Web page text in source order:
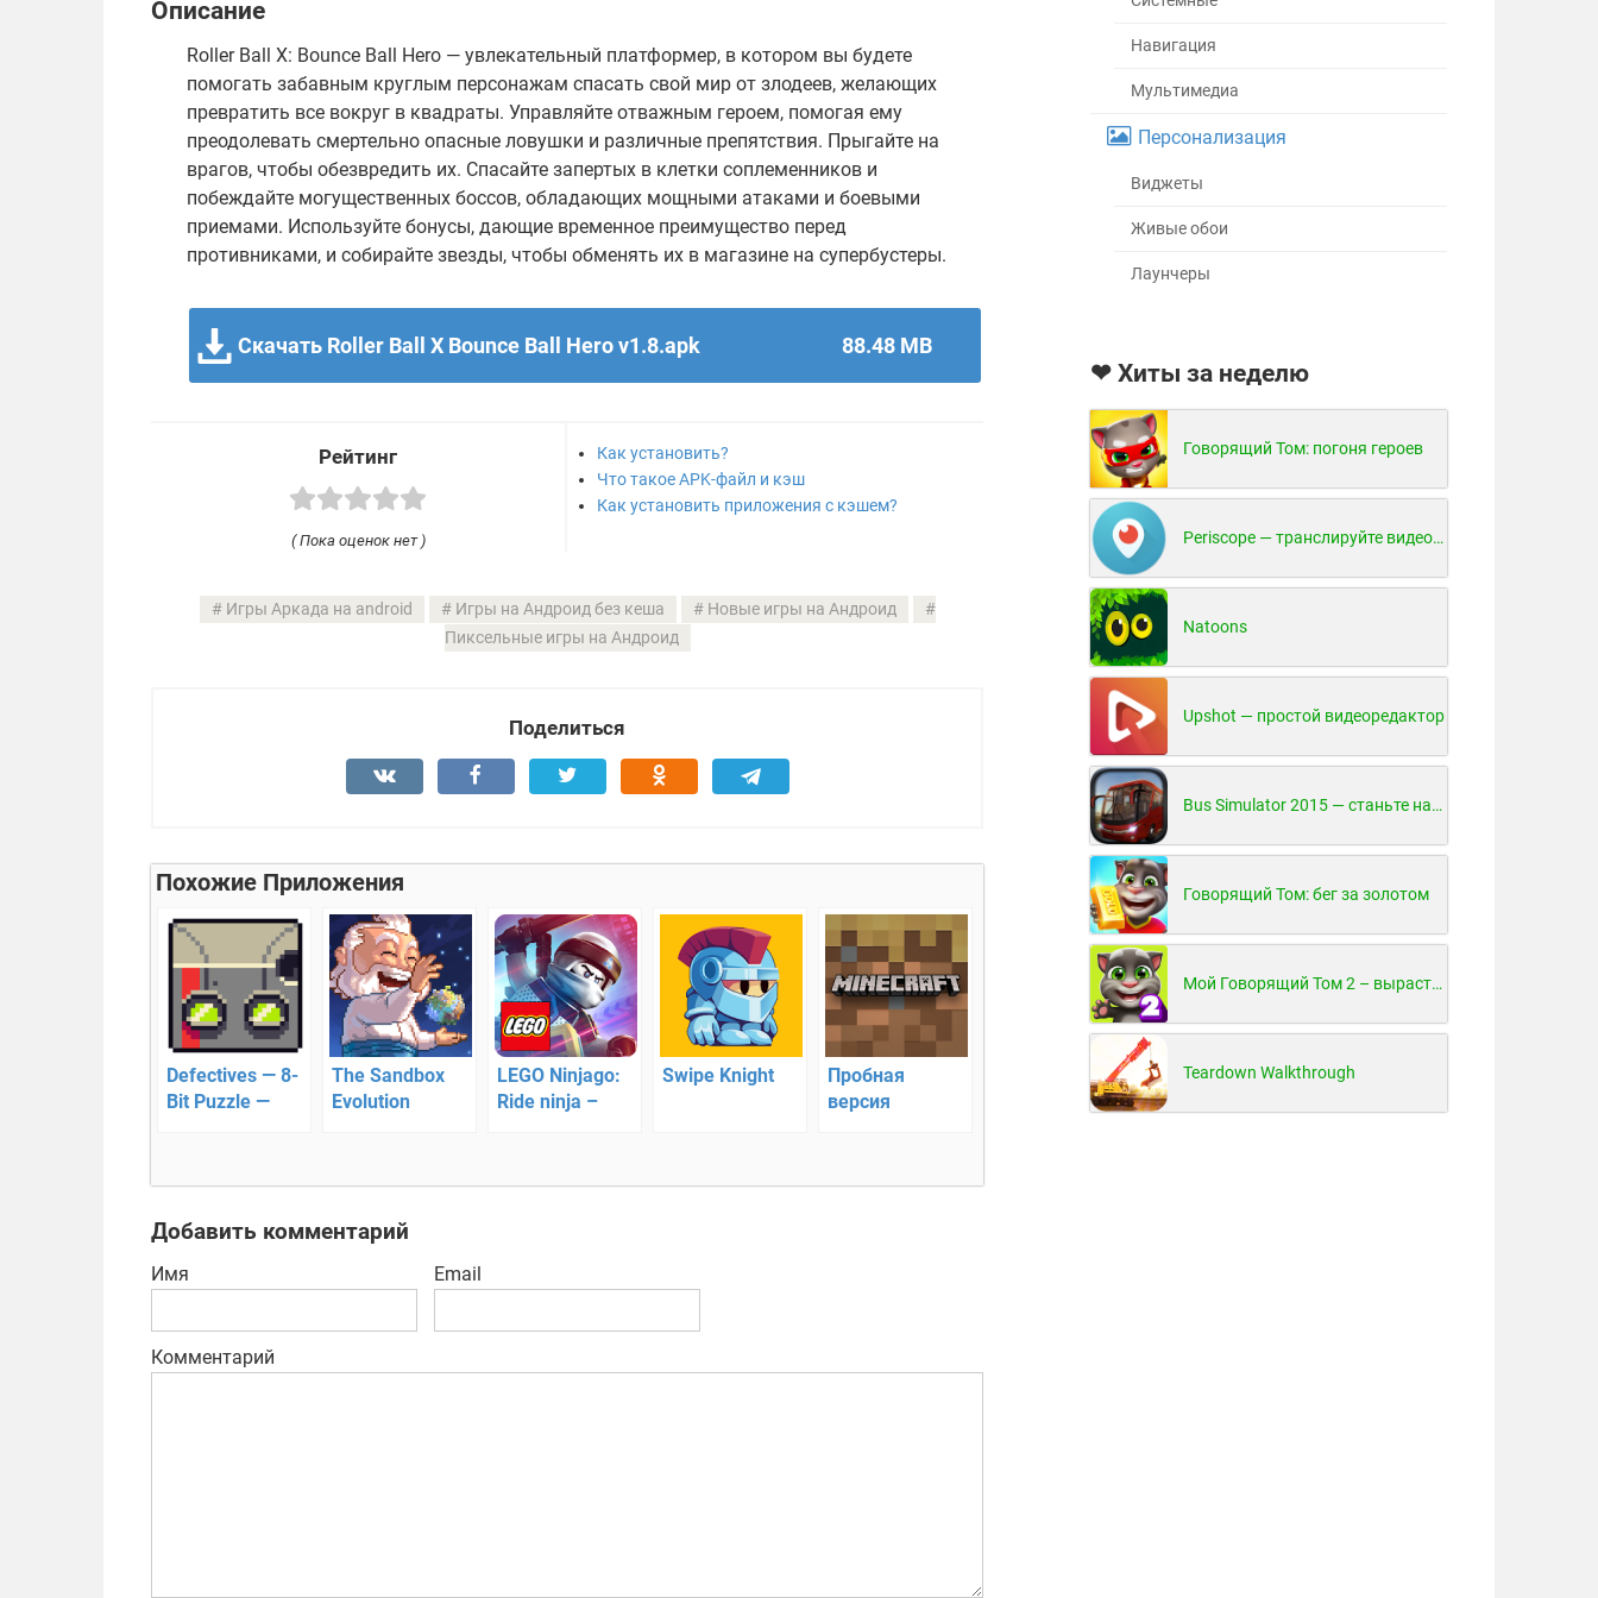
Описание
Roller Ball X: Bounce Ball Hero — увлекательный платформер, в котором вы будете
помогать забавным круглым персонажам спасать свой мир от злодеев, желающих
превратить все вокруг в квадраты. Управляйте отважным героем, помогая ему
преодолевать смертельно опасные ловушки и различные препятствия. Прыгайте на
врагов, чтобы обезвредить их. Спасайте запертых в клетки соплеменников и
побеждайте могущественных боссов, обладающих мощными атаками и боевыми
приемами. Используйте бонусы, дающие временное преимущество перед
противниками, и собирайте звезды, чтобы обменять их в магазине на супербустеры.
Скачать Roller Ball X Bounce Ball Hero v1.8.apk 88.48 MB
Рейтинг
( Пока оценок нет )
Как установить?
Что такое APK-файл и кэш
Как установить приложения с кэшем?
Игры Аркада на android Игры на Андроид без кеша
Новые игры на Андроид
Пиксельные игры на Андроид
Поделиться
Похожие Приложения
Defectives — 8-
Bit Puzzle —
The Sandbox
Evolution
пиксельные
LEGO Ninjago:
Ride ninja –
Swipe Knight
Пробная
версия
Добавить комментарий
Имя Email
Комментарий
Навигация
Мультимедиа
Персонализация
Виджеты
Живые обои
Лаунчеры
❤ Хиты за неделю
Говорящий Том: погоня героев
Periscope — транслируйте видео в реальном времени!
Natoons
Upshot — простой видеоредактор
Bus Simulator 2015 — станьте настоящим водителем автобуса!
Говорящий Том: бег за золотом
Мой Говорящий Том 2 – вырасти и воспитай своего котенка
Teardown Walkthrough